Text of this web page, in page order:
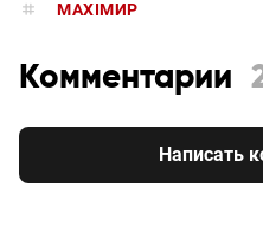
MAXIMИР
Комментарии
Написать